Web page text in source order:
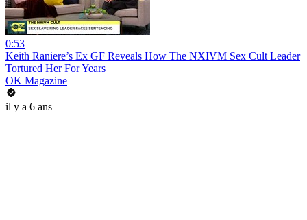
0:53
Keith Raniere’s Ex GF Reveals How The NXIVM Sex Cult Leader
Tortured Her For Years
OK Magazine
il y a 6 ans